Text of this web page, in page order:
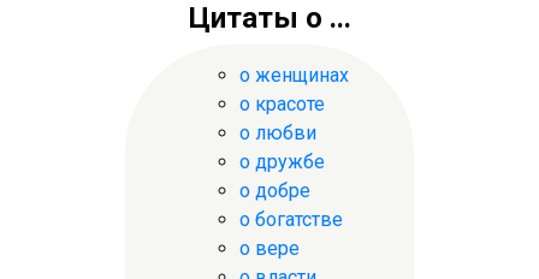
Цитаты о ...
о женщинах
о красоте
о любви
о дружбе
о добре
о богатстве
о вере